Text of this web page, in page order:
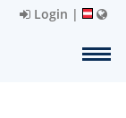
Login |